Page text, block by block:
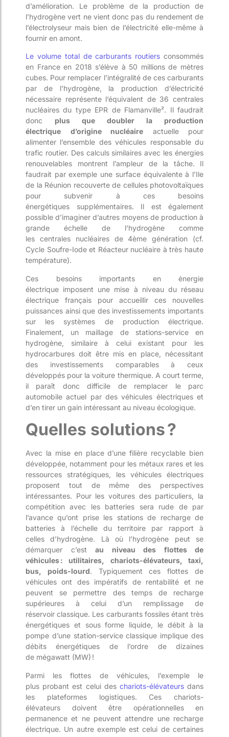
d’amélioration. Le problème de la production de
l’hydrogène vert ne vient donc pas du rendement de
l’électrolyseur mais bien de l’électricité elle-même à
fournir en amont.
Le volume totalde carburants routiers consommés
en France en 2018 s’élève à 50 millions de mètres
cubes. Pour remplacer l’intégralité de ces carburants
par de l’hydrogène, la production d’électricité
nécessaire représente l’équivalent de 36 centrales
nucléaires du typeEPR de Flamanville². Il faudrait
donc plus que doubler la production
électrique
d’origine nucléaire actuelle pour
alimenter l’ensemble des véhicules responsable du
trafic routier. Des calculs similaires avec les énergies
renouvelables montrent l’ampleur de la tâche. Il
faudrait par exemple une surface équivalente à l’Ile
de la Réunion recouverte de cellules photovoltaïques
pour subvenir à ces besoins
énergétiques supplémentaires.
Il est également
possible d’imaginer d’autres moyens de production à
grande échelle de l’hydrogène comme
les centralesnucléairesde 4ème génération
(cf.
Cycle Soufre-Iode et Réacteur nucléaire à très haute
température).
Ces besoins importants en énergie
électrique imposent une mise à niveau du réseau
électrique français pour accueillir ces nouvelles
puissances ainsi que desinvestissements importants
sur les systèmes de production électrique.
Finalement, un maillage de stations-service en
hydrogène, similaire à celui existant pour les
hydrocarbures doit être mis en place , nécessitant
des investissements comparables à ceux
développés pour la voiture thermique. A court terme,
il paraît donc difficile de remplacer le parc
automobile actuel par des véhicules électriques et
d’en tirer un gain intéressant au niveau écologique.
Quelles solutions?
Avec la mise en place d’une filière recyclable bien
développée , notamment pour les métaux rares et les
ressources stratégiques , les véhicules électriques
proposent tout de même des perspectives
intéressantes. Pour les voitures des particuliers, la
compétition avec les batteries sera rude de par
l’avance qu’ont prise les stations de recharge de
batteries à l’échelle du territoire par rapport à
celles d’hydrogène. Là où l’hydrogène peut se
démarquer c’est au niveau des flottes de
véhicules : utilitaires, chariots-élévateurs, taxi,
bus, poids-lourd. Typiquement ces flottes de
véhicules ont des impératifs de rentabilité et ne
peuvent se permettre des temps de recharge
supérieures à celui d’un
remplissage de
réservoir classique. Les carburants fossiles étant très
énergétiques et sous forme liquide , le débit à la
pompe d’une station-serviceclassique implique des
débits énergétiques de l’ordre dedizaines
de mégawatt (MW) !
Parmi les flottes de véhicules, l’exemple le
plus probant est celuides chariots-élévateurs dans
les plateformes logistiques. Ces chariots-
élévateurs doivent être opérationnelles en
permanence et ne peuvent attendre une recharge
électrique. Un autre exemple est celui de certaines